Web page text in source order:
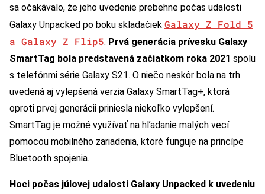
sa očakávalo, že jeho uvedenie prebehne počas udalosti
Galaxy Unpacked po boku skladačiek Galaxy Z Fold 5
a Galaxy Z Flip5. Prvá generácia prívesku Galaxy
SmartTag bola predstavená začiatkom roka 2021 spolu
s telefónmi série Galaxy S21. O niečo neskôr bola na trh
uvedená aj vylepšená verzia Galaxy SmartTag+, ktorá
oproti prvej generácii priniesla niekoľko vylepšení.
SmartTag je možné využívať na hľadanie malých vecí
pomocou mobilného zariadenia, ktoré funguje na princípe
Bluetooth spojenia.
Hoci počas júlovej udalosti Galaxy Unpacked k uvedeniu